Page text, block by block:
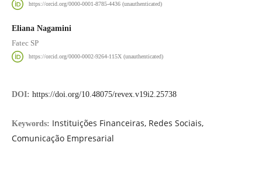
https://orcid.org/0000-0001-8785-4436 (unauthenticated)
Eliana Nagamini
Fatec SP
https://orcid.org/0000-0002-9264-115X (unauthenticated)
DOI: https://doi.org/10.48075/revex.v19i2.25738
Keywords: Instituições Financeiras, Redes Sociais,
Comunicação Empresarial